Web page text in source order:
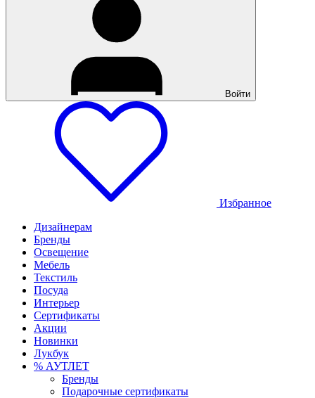
Войти
Избранное
Дизайнерам
Бренды
Освещение
Мебель
Текстиль
Посуда
Интерьер
Сертификаты
Акции
Новинки
Лукбук
% АУТЛЕТ
Бренды
Подарочные сертификаты